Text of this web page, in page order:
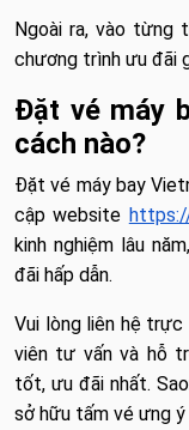
Ngoài ra, vào từng
chương trình ưu đãi
Đặt vé máy
cách nào?
Đặt vé máy bay
cập website
kinh nghiệm lâu
đãi hấp dẫn.
Vui lòng liên hệ
viên tư vấn và hỗ
tốt, ưu đãi nhất.
sở hữu tấm vé ưng